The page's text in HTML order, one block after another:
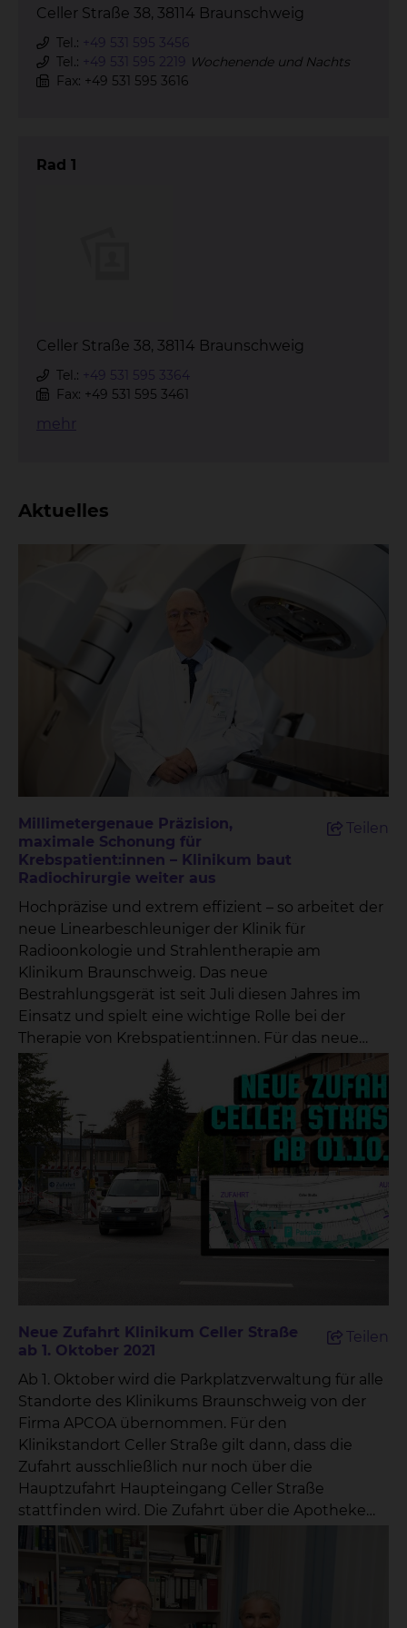
Celler Straße 38, 38114 Braunschweig
Tel.: +49 531 595 3456
Tel.: +49 531 595 2219
Wochenende und Nachts
Fax: +49 531 595 3616
Rad 1
Celler Straße 38, 38114 Braunschweig
Tel.: +49 531 595 3364
Fax: +49 531 595 3461
mehr
Aktuelles
Millimetergenaue Präzision,
maximale Schonung für
Krebspatient:innen – Klinikum baut
Radiochirurgie weiter aus
Teilen
Hochpräzise und extrem effizient – so arbeitet der
neue Linearbeschleuniger der Klinik für
Radioonkologie und Strahlentherapie am
Klinikum Braunschweig. Das neue
Bestrahlungsgerät ist seit Juli diesen Jahres im
Einsatz und spielt eine wichtige Rolle bei der
Therapie von Krebspatient:innen. Für das neue
Gerät wurde eigens ein neuer Anbau geplant und
gebaut, der höchsten Strahlenschutz
gewährleistet. Nach zwei Jahren Bauzeit konnte
der Linearbeschleuniger einziehen und in Betrieb
genommen werden. Der neue
Linearbeschleuniger realisiert dabei Technik auf
höchstem Niveau. Mit ihm wird der Bereich der
Stereotaxie – auch Radiochirurgie genannt – am
Klinikum Braunschweig weiter ausgebaut. Diese
anspruchsvolle Technologie erlaubt die
durch Kippbewegungen der Bestrahlungsliege.
deutlich: „Das Gerät erlaubt es, auch in der Tiefe
liegende Tumoren unter Schonung des gesunden
Gewebes zielgerichteter und schonender zu
behandeln.“ Tumorgewebe kann mitunter so
hoch dosiert bestrahlt werden, dass es in nur einer
Sitzung zerstört wird. Die Radiochirurgie sei
mittlerweile in vielen Fällen eine echte Alternative
zur Operation, so Hoffmann. Noch nie gab es in der
Geschichte der Strahlentherapie so wenig
Nebenwirkungen wie heute, erklärt Prof.
Hoffmann. Risikoorgane wie z.B. der Hirnstamm,
Neue Zufahrt Klinikum Celler Straße
ab 1. Oktober 2021
Teilen
Ab 1. Oktober wird die Parkplatzverwaltung für alle
Standorte des Klinikums Braunschweig von der
Firma APCOA übernommen. Für den
Klinikstandort Celler Straße gilt dann, dass die
Zufahrt ausschließlich nur noch über die
Hauptzufahrt Haupteingang Celler Straße
stattfinden wird. Die Zufahrt über die Apotheke
entfällt somit ab 1. Oktober 2021.